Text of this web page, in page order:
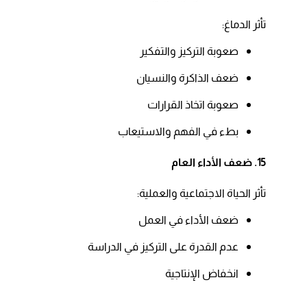
تأثر الدماغ:​
صعوبة التركيز والتفكير​
ضعف الذاكرة والنسيان​
صعوبة اتخاذ القرارات​
بطء في الفهم والاستيعاب​
15. ضعف الأداء العام
تأثر الحياة الاجتماعية والعملية:​
ضعف الأداء في العمل​
عدم القدرة على التركيز في الدراسة​
انخفاض الإنتاجية​